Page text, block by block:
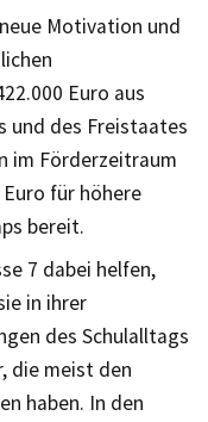
Motivation und
Euro aus
und des Freistaates
im Förderzeitraum
für höhere
bereit.
7 dabei helfen,
in ihrer
des Schulalltags
die meist den
haben. In den